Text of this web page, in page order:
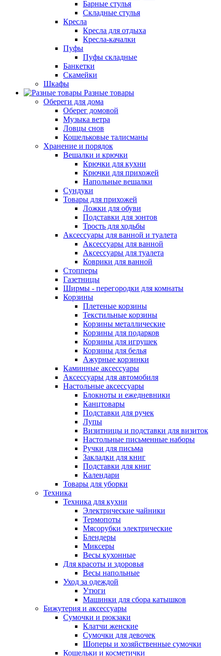
Барные стулья
Складные стулья
Кресла
Кресла для отдыха
Кресла-качалки
Пуфы
Пуфы складные
Банкетки
Скамейки
Шкафы
Разные товары
Обереги для дома
Оберег домовой
Музыка ветра
Ловцы снов
Кошельковые талисманы
Хранение и порядок
Вешалки и крючки
Крючки для кухни
Крючки для прихожей
Напольные вешалки
Сундуки
Товары для прихожей
Ложки для обуви
Подставки для зонтов
Трость для ходьбы
Аксессуары для ванной и туалета
Аксессуары для ванной
Аксессуары для туалета
Коврики для ванной
Стопперы
Газетницы
Ширмы - перегородки для комнаты
Корзины
Плетеные корзины
Текстильные корзины
Корзины металлические
Корзины для подарков
Корзины для игрушек
Корзины для белья
Ажурные корзинки
Каминные аксессуары
Аксессуары для автомобиля
Настольные аксессуары
Блокноты и ежедневники
Канцтовары
Подставки для ручек
Лупы
Визитницы и подставки для визиток
Настольные письменные наборы
Ручки для письма
Закладки для книг
Подставки для книг
Календари
Товары для уборки
Техника
Техника для кухни
Электрические чайники
Термопоты
Мясорубки электрические
Блендеры
Миксеры
Весы кухонные
Для красоты и здоровья
Весы напольные
Уход за одеждой
Утюги
Машинки для сбора катышков
Бижутерия и аксессуары
Сумочки и рюкзаки
Клатчи женские
Сумочки для девочек
Шоперы и хозяйственные сумочки
Кошельки и косметички